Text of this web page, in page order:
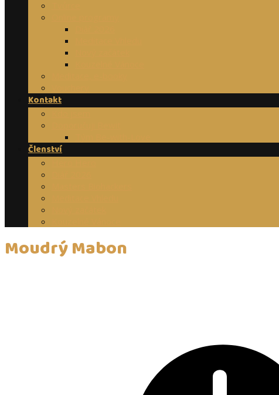
Kontakt
Členství
Moudrý Mabon